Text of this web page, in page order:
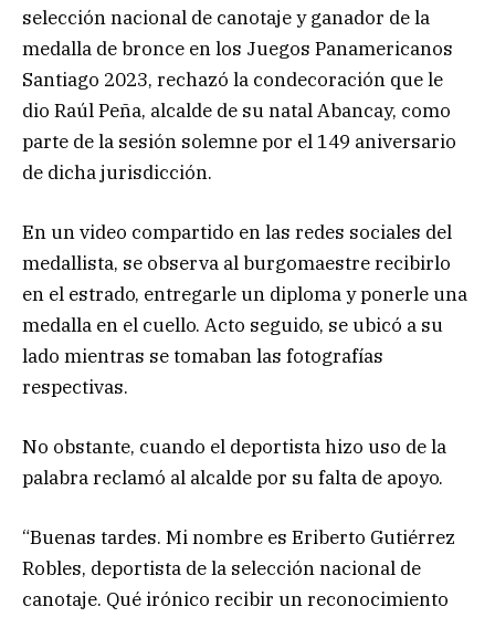
selección nacional de canotaje y ganador de la
medalla de bronce en los Juegos Panamericanos
Santiago 2023, rechazó la condecoración que le
dio Raúl Peña, alcalde de su natal Abancay, como
parte de la sesión solemne por el 149 aniversario
de dicha jurisdicción.
En un video compartido en las redes sociales del
medallista, se observa al burgomaestre recibirlo
en el estrado, entregarle un diploma y ponerle una
medalla en el cuello. Acto seguido, se ubicó a su
lado mientras se tomaban las fotografías
respectivas.
No obstante, cuando el deportista hizo uso de la
palabra reclamó al alcalde por su falta de apoyo.
“Buenas tardes. Mi nombre es Eriberto Gutiérrez
Robles, deportista de la selección nacional de
canotaje. Qué irónico recibir un reconocimiento